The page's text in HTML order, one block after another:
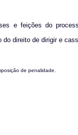
e feições do
direito de dirigir e
de penalidade.